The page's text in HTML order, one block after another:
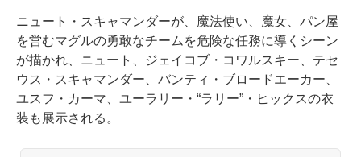
ニュート・スキャマンダーが、魔法使い、魔女、パン屋
を営むマグルの勇敢なチームを危険な任務に導くシーン
が描かれ、ニュート、ジェイコブ・コワルスキー、テセ
ウス・スキャマンダー、バンティ・ブロードエーカー、
ユスフ・カーマ、ユーラリー・“ラリー”・ヒックスの衣
装も展示される。